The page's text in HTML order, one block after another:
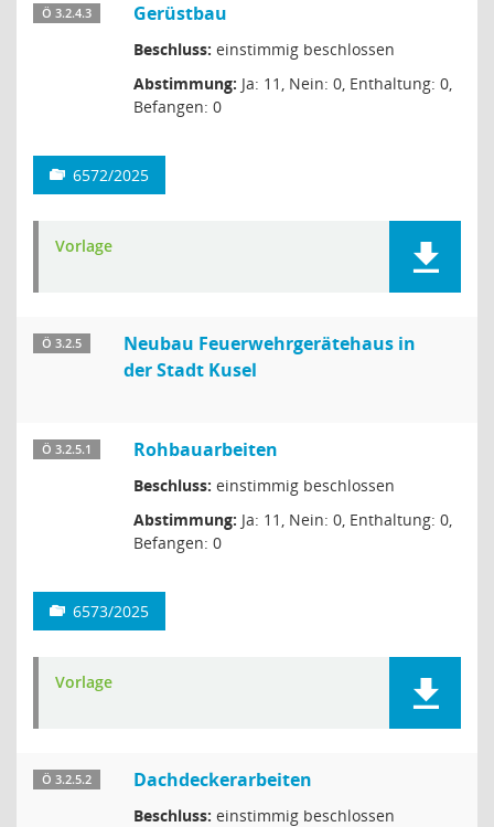
Ö 3.2.4.3 Gerüstbau
Beschluss: einstimmig beschlossen
Abstimmung: Ja: 11, Nein: 0, Enthaltung: 0,
Befangen: 0
6572/2025
Vorlage
Ö 3.2.5
Neubau Feuerwehrgerätehaus in
der Stadt Kusel
Ö 3.2.5.1 Rohbauarbeiten
Beschluss: einstimmig beschlossen
Abstimmung: Ja: 11, Nein: 0, Enthaltung: 0,
Befangen: 0
6573/2025
Vorlage
Ö 3.2.5.2 Dachdeckerarbeiten
Beschluss: einstimmig beschlossen